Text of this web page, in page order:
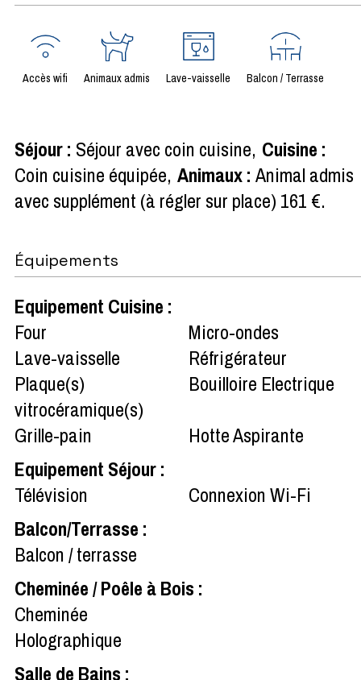
Accès wifi Animaux admis Lave-vaisselle Balcon / Terrasse
Séjour: Séjour avec coin cuisine Cuisine :
Coin cuisine équipée Animaux: Animal admis
avec supplément (à régler sur place) 161 €
Équipements
Equipement Cuisine :
Four
Micro-ondes
Lave-vaisselle
Réfrigérateur
Plaque(s)
vitrocéramique(s)
Bouilloire Electrique
Grille-pain
Hotte Aspirante
Equipement Séjour:
Télévision
Connexion Wi-Fi
Balcon/Terrasse :
Balcon / terrasse
Cheminée / Poêle à Bois :
Cheminée
Holographique
Salle de Bains :